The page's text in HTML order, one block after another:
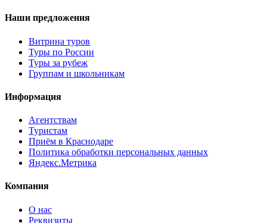
Наши предложения
Витрина туров
Туры по России
Туры за рубеж
Группам и школьникам
Информация
Агентствам
Туристам
Приём в Краснодаре
Политика обработки персональных данных
Яндекс.Метрика
Компания
О нас
Реквизиты